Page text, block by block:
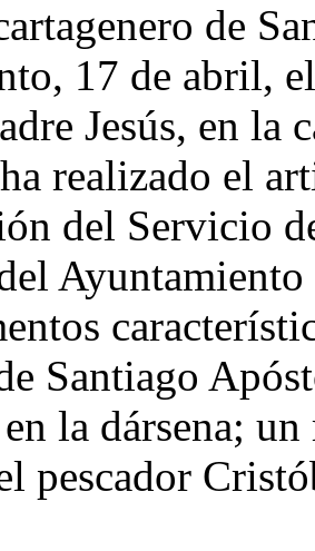
de
17 de abril,
Jesús, en la
realizado el
del Servicio
Ayuntamiento
Santiago
la dársena;
pescador